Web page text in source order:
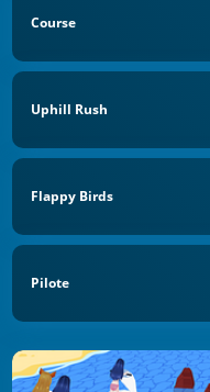
Course
Uphill Rush
Flappy Birds
Pilote